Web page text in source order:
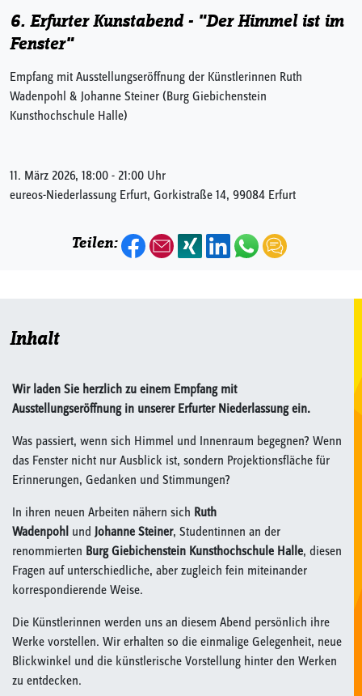
6. Erfurter Kunstabend - "Der Himmel ist im
Fenster"
Empfang mit Ausstellungseröffnung der Künstlerinnen Ruth
Wadenpohl & Johanne Steiner (Burg Giebichenstein
Kunsthochschule Halle)
11. März 2026, 18:00 - 21:00 Uhr
eureos-Niederlassung Erfurt, Gorkistraße 14, 99084 Erfurt
Teilen:
Inhalt
Wir laden Sie herzlich zu einem Empfang mit
Ausstellungseröffnung in unserer Erfurter Niederlassung ein.
Was passiert, wenn sich Himmel und Innenraum begegnen? Wenn
das Fenster nicht nur Ausblick ist, sondern Projektionsfläche für
Erinnerungen, Gedanken und Stimmungen?
In ihren neuen Arbeiten nähern sich Ruth
Wadenpohl und Johanne Steiner, Studentinnen an der
renommierten Burg Giebichenstein Kunsthochschule Halle, diesen
Fragen auf unterschiedliche, aber zugleich fein miteinander
korrespondierende Weise.
Die Künstlerinnen werden uns an diesem Abend persönlich ihre
Werke vorstellen. Wir erhalten so die einmalige Gelegenheit, neue
Blickwinkel und die künstlerische Vorstellung hinter den Werken
zu entdecken.